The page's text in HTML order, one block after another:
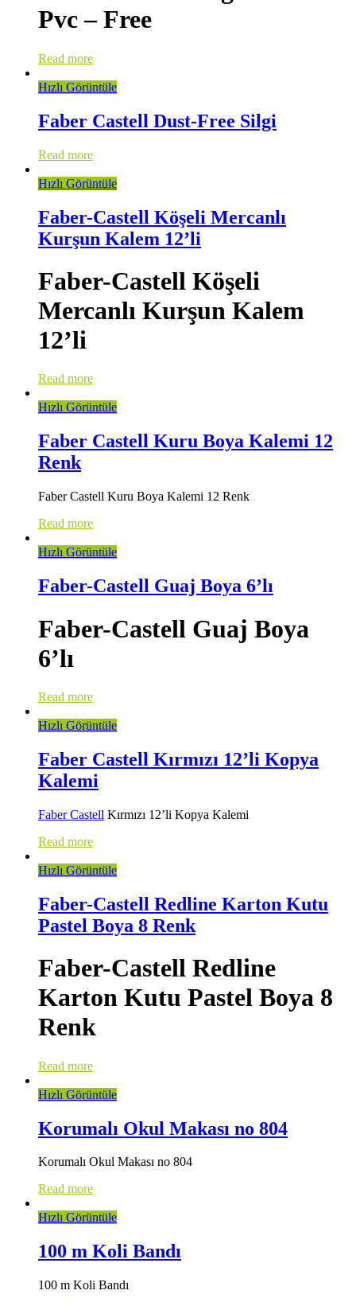
Pvc – Free
Read more
Hızlı Görüntüle
Faber Castell Dust-Free Silgi
Read more
Hızlı Görüntüle
Faber-Castell Köşeli Mercanlı
Kurşun Kalem 12’li
Faber-Castell Köşeli
Mercanlı Kurşun Kalem
12’li
Read more
Hızlı Görüntüle
Faber Castell Kuru Boya Kalemi 12
Renk
Faber Castell Kuru Boya Kalemi 12 Renk
Read more
Hızlı Görüntüle
Faber-Castell Guaj Boya 6’lı
Faber-Castell Guaj Boya
6’lı
Read more
Hızlı Görüntüle
Faber Castell Kırmızı 12’li Kopya
Kalemi
Faber Castell Kırmızı 12’li Kopya Kalemi
Read more
Hızlı Görüntüle
Faber-Castell Redline Karton Kutu
Pastel Boya 8 Renk
Faber-Castell Redline
Karton Kutu Pastel Boya 8
Renk
Read more
Hızlı Görüntüle
Korumalı Okul Makası no 804
Korumalı Okul Makası no 804
Read more
Hızlı Görüntüle
100 m Koli Bandı
100 m Koli Bandı